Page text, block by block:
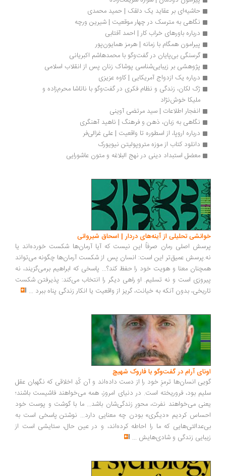
حاشیه‌ای بر عقاید یک دلقک | حمید محمدی
نگاهی به مترسک در چهار موقعیت | شیرین ورچه
درباره باورهای خراب کار | احمد آفتابی
پیرامون همگام با زمانه | هرمز همایون‌پور
گرسنگی بی‌پایان در گفت‌وگو با محمدهاشم اکبریانی
پژوهشی بر زیبایی‌شناسی پوشاک زنان پس از انقلاب اسلامی
درباره یک ازدواج آمریکایی | کاوه عزیزی
ژک لکان، زندگی و نظام فکری در گفت‌وگو با ناتاشا محرم‌زاده و
ملیکا خوش‌‌نژاد
انفجار اطلاعات | سید مرتضی آوینی
نگاهی به زبان، ذهن و فرهنگ | ناهید آهنگری
درباره اروپا، از اسطوره تا واقعیت | علی غزالی‌فر
دانلود کتاب از موزه متروپولیتن نیویورک
معضل استبداد دینی در نهج البلاغه و متون عاشورایی
تحلیلی از آینه‌های دردار | اسحاق شیروانی
اصلی رمان صرفاً این نیست که آیا آرمان‌ها شکست خورده‌اند یا
عمیق‌تر این است: انسان پس از شکست آرمان‌ها چگونه می‌تواند
معنا و هویت خود را حفظ کند؟... پاسخی که ابراهیم برمی‌گزیند، نه
است و نه تسلیم. او راهی دیگر را انتخاب می‌کند: پذیرفتن شکست
بدون آنکه به خیانت، گریز از واقعیت یا انکار زندگی پناه ببرد...
آرام در گفت‌وگو با فاروک شهیچ‭
انسان‌ها ترمزِ خود را از دست داده‌اند و آن کُدِ اخلاقی که نگهبان عقل
بود، فروریخته است. در دنیای امروز، همه می‌خواهند فاشیست باشند؛
می‌خواهند نفرت، محورِ زندگی‌شان باشد... ما با گوشت و پوست خود
کردیم «دیگری» بودن چه معنایی دارد... نوشتن پاسخی است به
که ما را احاطه کرده‌اند، و در عین حال، ستایشی است از
زندگی و شادی‌هایش...